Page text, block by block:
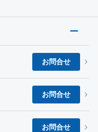
お問合せ
お問合せ
お問合せ